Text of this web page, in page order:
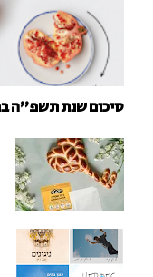
סיכום שנת תשפ"ה